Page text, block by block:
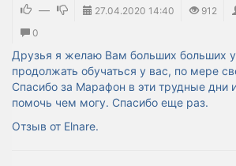
— 27.04.2020 14:40 912
0
Друзья я желаю Вам больших больших
продолжать обучаться у вас, по мере
Спасибо за Марафон в эти трудные дни
помочь чем могу. Спасибо еще раз.
Отзыв от Elnare.